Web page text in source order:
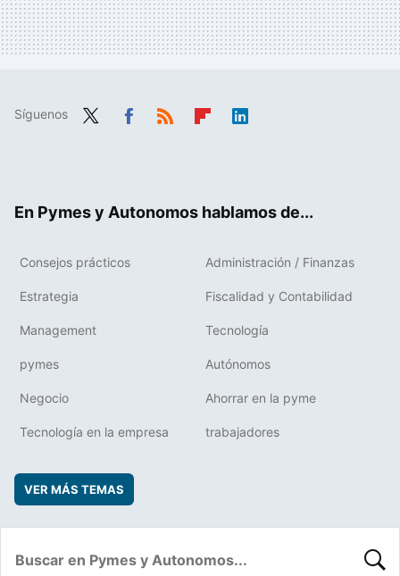
Síguenos
En Pymes y Autonomos hablamos de...
Consejos prácticos Administración / Finanzas
Estrategia Fiscalidad y Contabilidad
Management Tecnología
pymes Autónomos
Negocio Ahorrar en la pyme
Tecnología en la empresa trabajadores
VER MÁS TEMAS